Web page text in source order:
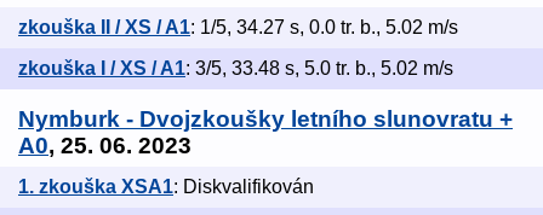
zkouška II / XS / A1: 1/5, 34.27 s, 0.0 tr. b., 5.02 m/s
zkouška I / XS / A1: 3/5, 33.48 s, 5.0 tr. b., 5.02 m/s
Nymburk - Dvojzkoušky letního slunovratu +
A0, 25. 06. 2023
1. zkouška XSA1: Diskvalifikován